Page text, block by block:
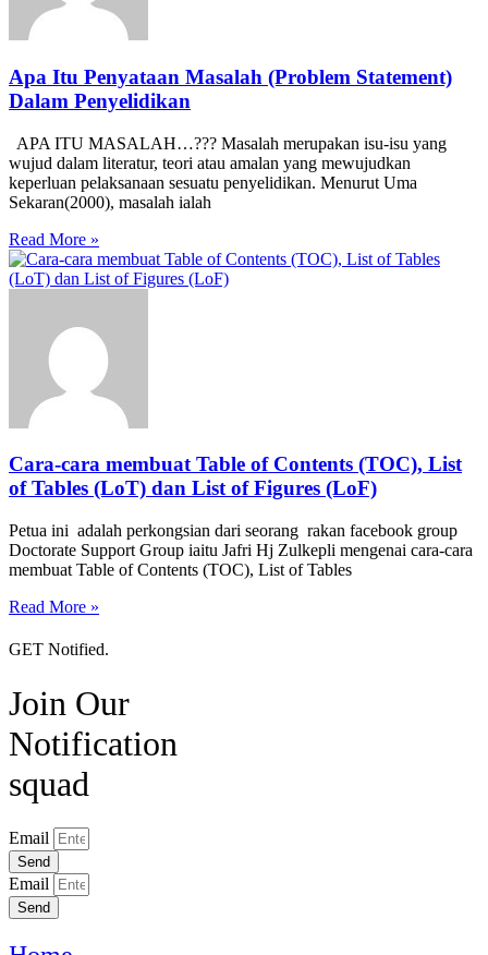
Apa Itu Penyataan Masalah (Problem Statement)
Dalam Penyelidikan
APA ITU MASALAH…??? Masalah merupakan isu-isu yang
wujud dalam literatur, teori atau amalan yang mewujudkan
keperluan pelaksanaan sesuatu penyelidikan. Menurut Uma
Sekaran(2000), masalah ialah
Read More »
Cara-cara membuat Table of Contents (TOC), List
of Tables (LoT) dan List of Figures (LoF)
Petua ini adalah perkongsian dari seorang rakan facebook group
Doctorate Support Group iaitu Jafri Hj Zulkepli mengenai cara-cara
membuat Table of Contents (TOC), List of Tables
Read More »
GET Notified.
Join Our
Notification
squad
Email
Send
Email
Send